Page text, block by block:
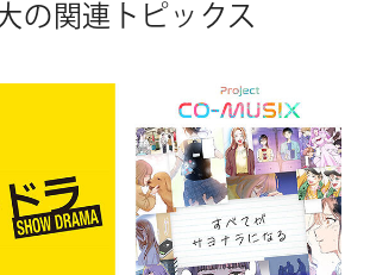
佐藤龍春
マ「野球少女鷲尾」オフィシャルサイト
ートドラマアプリ「FOD SHORT」
の関連トピックス